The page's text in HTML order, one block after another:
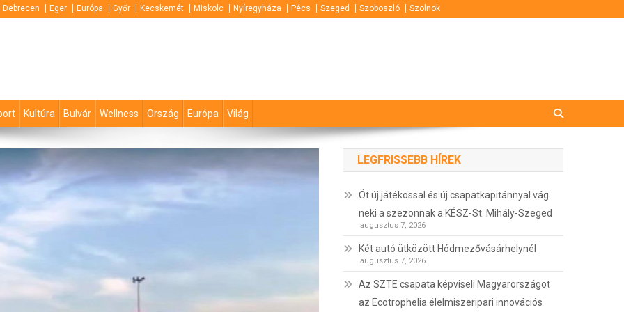
Debrecen Eger Európa Győr Kecskemét Miskolc Nyíregyháza Pécs Szeged Szoboszló Szolnok
Kultúra Bulvár Wellness Ország Európa Világ
LEGFRISSEBB HÍREK
Öt új játékossal és új csapatkapitánnyal vág
neki a szezonnak a KÉSZ-St. Mihály-Szeged
augusztus 7, 2026
Két autó ütközött Hódmezővásárhelynél
augusztus 7, 2026
Az SZTE csapata képviseli Magyarországot
az Ecotrophelia élelmiszeripari innovációs